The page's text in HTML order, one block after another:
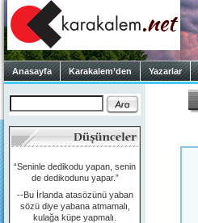
Anasayfa Karakalem’den Yazarlar
“Seninle dedikodu yapan, senin
de dedikodunu yapar.”
--Bu İrlanda atasözünü yaban
sözü diye yabana atmamalı,
kulağa küpe yapmalı.